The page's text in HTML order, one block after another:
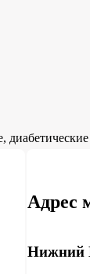
Адрес
Нижний